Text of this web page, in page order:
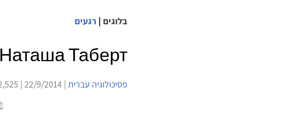
בלוגים | רגעים
Наташа Таберт
פסיכולוגיה עברית | 22/9/2014 | 2,525 צפיות |